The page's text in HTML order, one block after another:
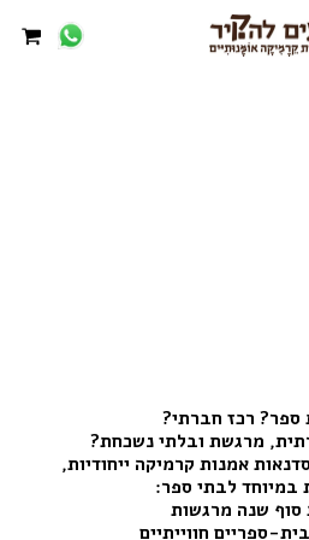
ספר? רכז חברתי?
מרגשת ובלתי נשכחת?
במיוחד לבתי ספר:
סוף שנה מרגשות
ספריים חווייתיים